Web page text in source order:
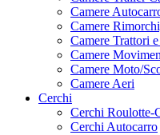
Camere
Camere
Camere Trattori
Camere
Camere Moto/
Camere Aeri
Cerchi
Cerchi Roulotte-
Cerchi Autocarro